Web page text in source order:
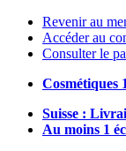
Revenir au
Accéder au
Consulter le
Cosmétiques
Suisse :
Au moins 1